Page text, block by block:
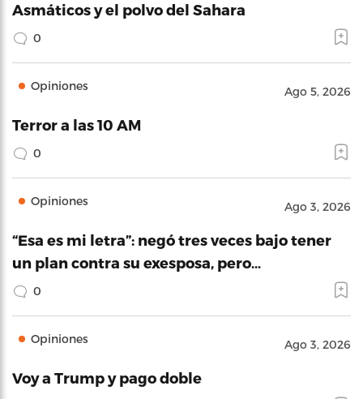
Asmáticos y el polvo del Sahara
0
Opiniones Ago 5, 2026
Terror a las 10 AM
0
Opiniones Ago 3, 2026
“Esa es mi letra”: negó tres veces bajo tener
un plan contra su exesposa, pero…
0
Opiniones Ago 3, 2026
Voy a Trump y pago doble